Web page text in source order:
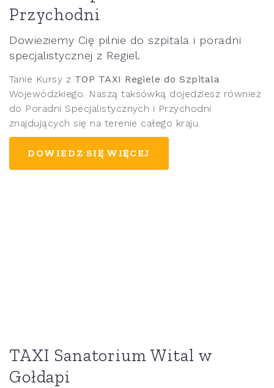
Przychodni
Dowieziemy Cię pilnie do szpitala i poradni
specjalistycznej z Regiel.
Tanie Kursy z TOP TAXI Regiele do Szpitala
Wojewódzkiego. Naszą taksówką dojedziesz również
do Poradni Specjalistycznych i Przychodni
znajdujących się na terenie całego kraju.
DOWIEDZ SIĘ WIĘCEJ
TAXI Sanatorium Wital w
Gołdapi